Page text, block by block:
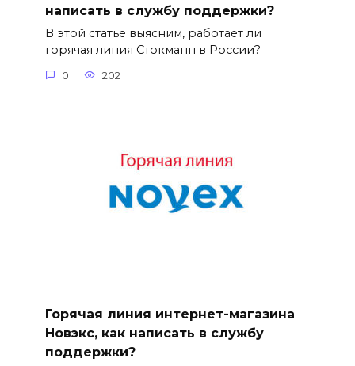
написать в службу поддержки?
В этой статье выясним, работает ли
горячая линия Стокманн в России?
0 202
Горячая линия интернет-магазина
Новэкс, как написать в службу
поддержки?